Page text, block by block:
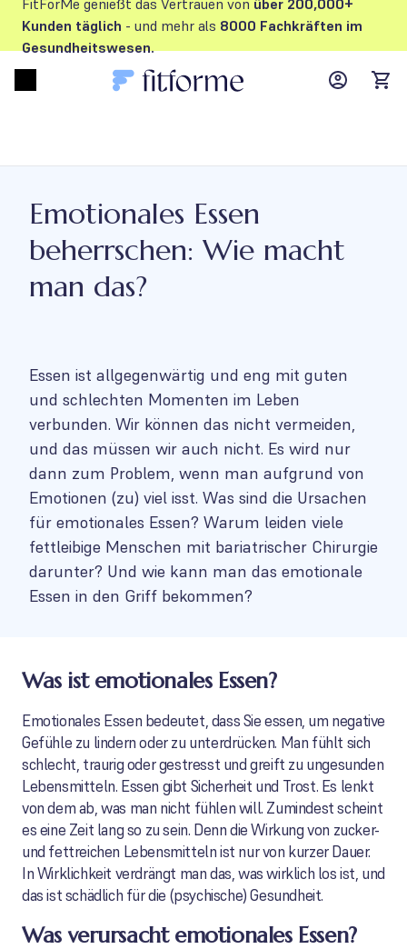
FitForMe genießt das Vertrauen von über 200,000+
Kunden täglich - und mehr als 8000 Fachkräften im
Gesundheitswesen.
MyFFM
Emotionales Essen
beherrschen: Wie macht
man das?
Essen ist allgegenwärtig und eng mit guten
und schlechten Momenten im Leben
verbunden. Wir können das nicht vermeiden,
und das müssen wir auch nicht. Es wird nur
dann zum Problem, wenn man aufgrund von
Emotionen (zu) viel isst. Was sind die Ursachen
für emotionales Essen? Warum leiden viele
fettleibige Menschen mit bariatrischer Chirurgie
darunter? Und wie kann man das emotionale
Essen in den Griff bekommen?
Was ist emotionales Essen?
Emotionales Essen bedeutet, dass Sie essen, um negative
Gefühle zu lindern oder zu unterdrücken. Man fühlt sich
schlecht, traurig oder gestresst und greift zu ungesunden
Lebensmitteln. Essen gibt Sicherheit und Trost. Es lenkt
von dem ab, was man nicht fühlen will. Zumindest scheint
es eine Zeit lang so zu sein. Denn die Wirkung von zucker-
und fettreichen Lebensmitteln ist nur von kurzer Dauer.
In Wirklichkeit verdrängt man das, was wirklich los ist, und
das ist schädlich für die (psychische) Gesundheit.
Was verursacht emotionales Essen?